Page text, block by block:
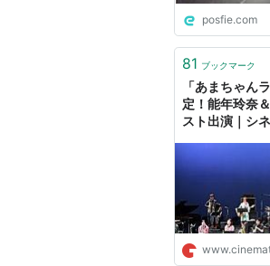
posfie.com
81 ブックマーク
「あまちゃん
定！能年玲奈
スト出演｜シ